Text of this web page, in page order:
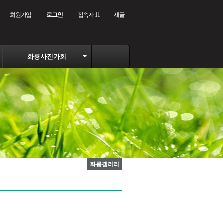
회원가입 로그인 접속자 11 새글
화룡사진가회
화룡갤러리